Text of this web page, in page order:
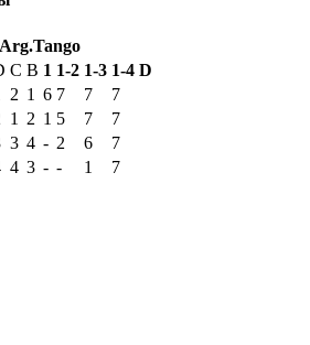
Arg.Tango
C B 1 1-2 1-3 1-4 D
2 1 6 7 7
7
1 2 1 5 7
7
3 4 - 2 6
7
4 3 - - 1 7